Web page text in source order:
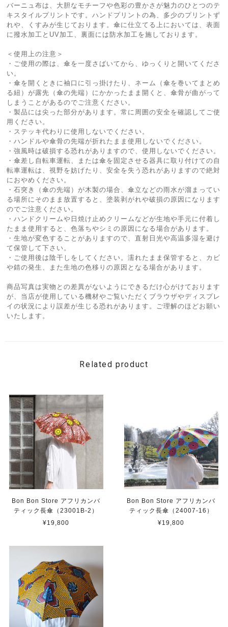
バーニュ布は、大胆なモチーフや色彩の豊かさが魅力のひとつのテ
キスタイルプリントです。ハンドプリントの為、多少のプリントず
れや、くすみが生じております。傘に仕立てる上においては、表面
に撥水加工とUV加工、裏面には防水加工を施しております。
＜使用上の注意＞
・ご使用の際は、傘を一度さばいてから、ゆっくりと開いてくださ
い。
・傘を開くときに袖口に引っ掛けたり、ネーム（傘を巻いてまとめ
る紐）が露先（傘の先端）にかかったまま開くと、傘骨が曲がって
しまうことがあるのでご注意ください。
・製品には尖った部分があります。常に周囲の安全を確認してご使
用ください。
・ステッキ代わりに使用しないでください。
・ハンドルや傘骨の先端が折れたまま使用しないでください。
・強風時は破損する恐れがありますので、使用しないでください。
・傘差し自転車運転、または傘を固定させる器具に取り付けての自
転車運転は、視野を妨げたり、安全を失う恐れがありますので絶対
におやめください。
・石突き（傘の先端）が木製の場合、傘立などの雨水が溜まってい
る場所にそのまま放置すると、塗装剥がれや破損の原因になります
のでご注意ください。
・ハンドクリームや日焼け止めクリームなどが生地や手元に付着し
たまま使用すると、色落ちやシミの原因になる場合があります。
・生地が変色することがありますので、直射日光や高温多湿を避け
て保管して下さい。
・ご使用後は陰干しをしてください。濡れたまま保管すると、カビ
や錆の発生、また生地の色移りの原因となる場合があります。
商品写真は実物との差異がないようにできるだけ心がけております
が、当店が使用している機材やご覧いただくブラウザやディスプレ
イの状況により誤差が生じる恐れがあります。ご理解のほどお願い
いたします。
Related product
Bon Bon Store アフリカンバ
ティック長傘（23001B-2）
¥19,800
Bon Bon Store アフリカンバ
ティック長傘（24007-16）
¥19,800